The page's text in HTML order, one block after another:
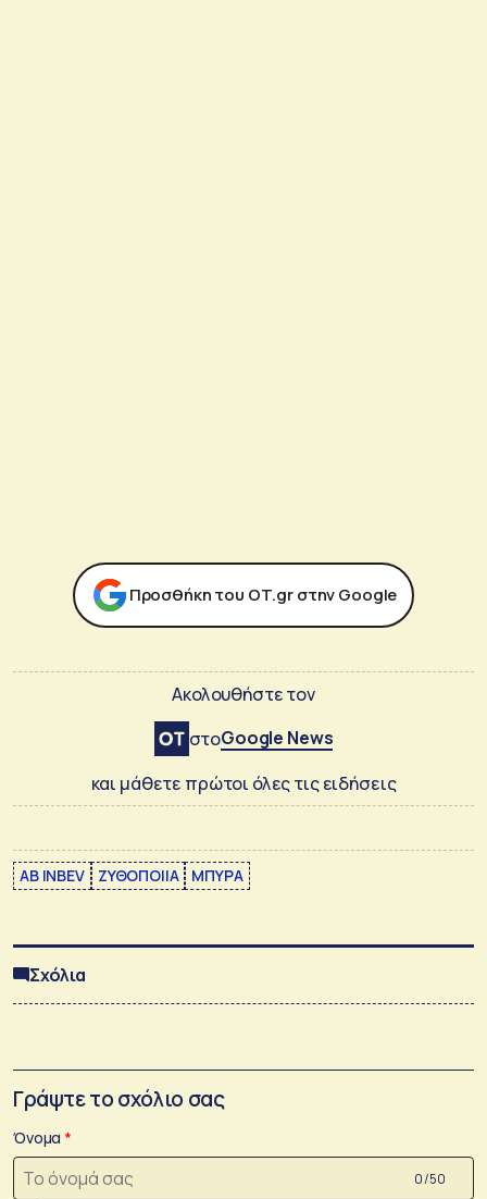
Προσθήκη του ΟΤ.gr στην Google
Ακολουθήστε τον
στοGoogle News
και μάθετε πρώτοι όλες τις ειδήσεις
AB INBEV ΖΥΘΟΠΟΙΙΑ ΜΠΥΡΑ
Σχόλια
Γράψτε το σχόλιο σας
Όνομα
0 /50